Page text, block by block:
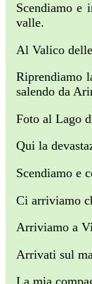
Scendiamo e
valle.
Al Valico
Riprendiamo
salendo da
Foto al Lago
Qui la
Scendiamo e
Ci arriviamo
Arriviamo a
Arrivati sul